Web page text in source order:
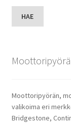
HAE
Moottoripyörän,
valikoima eri
Bridgestone,